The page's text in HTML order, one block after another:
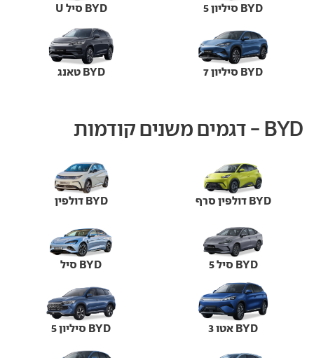
BYD סיליון 5 BYD סיל U
BYD סיליון 7 BYD טאנג
BYD - דגמים משנים קודמות
BYD דולפין סרף BYD דולפין
BYD סיל 5 BYD סיל
BYD אטו 3 BYD סיליון 5